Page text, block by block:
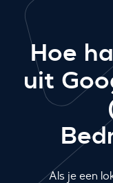
Hoe
uit
Als je een